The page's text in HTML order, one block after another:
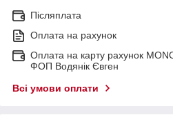
Післяплата
Оплата на рахунок
Оплата на карту рахунок
ФОП Водянік Євген
Всі умови оплати